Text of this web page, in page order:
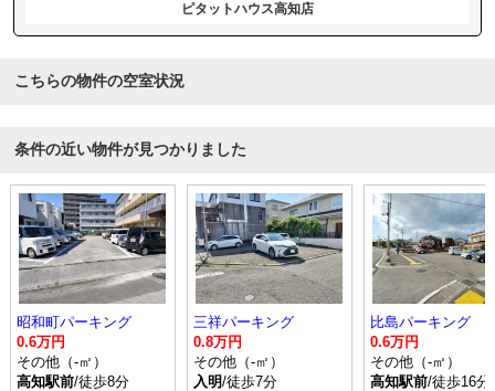
ピタットハウス高知店
こちらの物件の空室状況
条件の近い物件が見つかりました
昭和町パーキング
0.6万円
その他（-㎡）
高知駅前/徒歩8分
三祥パーキング
0.8万円
その他（-㎡）
入明/徒歩7分
比島パーキング
0.6万円
その他（-㎡）
高知駅前/徒歩16分